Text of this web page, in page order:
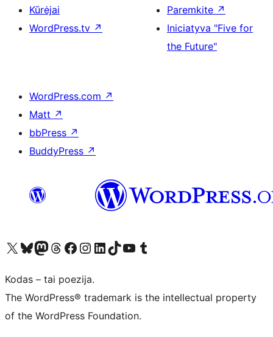
Kūrėjai
WordPress.tv ↗
Paremkite ↗
Iniciatyva "Five for
the Future"
WordPress.com ↗
Matt ↗
bbPress ↗
BuddyPress ↗
Visit our X (formerly Twitter) account
Apsilankykite mūsų Bluesky paskyroje
Visit our Mastodon account
Apsilankykite mūsų Threads paskyroje
Visit our Facebook page
Visit our Instagram account
Visit our LinkedIn account
Apsilankykite mūsų TikTok paskyroje
Visit our YouTube channel
Apsilankykite mūsų Tumblr paskyroje
Kodas – tai poezija.
The WordPress® trademark is the intellectual property
of the WordPress Foundation.